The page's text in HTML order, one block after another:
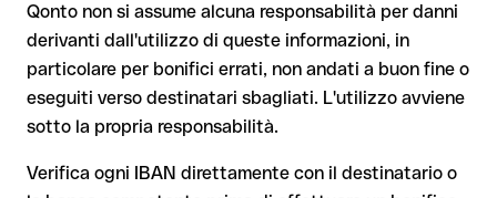
Consiglio
: chiedi al destinatario di confermare l'IBAN per
importi elevati. L'esistenza di un conto può essere verificata
esclusivamente da Landesbank Berlin Ag stessa o tramite un
bonifici SEPA in euro, prima della conferma del pagamento la
tua banca verifica la corrispondenza tra l'IBAN e il nome del
beneficiario. Se i dati non coincidono, ricevi un avviso che ti
consente di individuare l'errore prima di procedere. Questo
controllo non blocca il pagamento, la decisione finale resta
Qonto non si assume alcuna responsabilità per danni
derivanti dall'utilizzo di queste informazioni, in
particolare per bonifici errati, non andati a buon fine o
eseguiti verso destinatari sbagliati. L'utilizzo avviene
sotto la propria responsabilità.
Verifica ogni IBAN direttamente con il destinatario o